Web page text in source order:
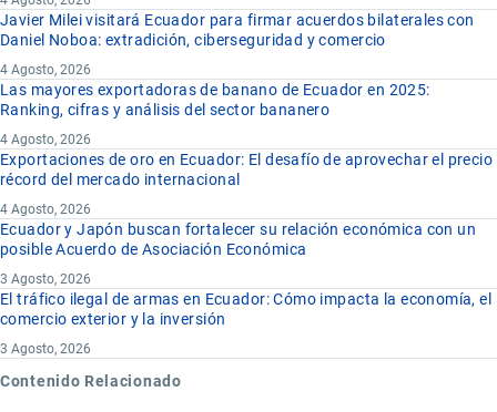
Javier Milei visitará Ecuador para firmar acuerdos bilaterales con
Daniel Noboa: extradición, ciberseguridad y comercio
4 Agosto, 2026
Las mayores exportadoras de banano de Ecuador en 2025:
Ranking, cifras y análisis del sector bananero
4 Agosto, 2026
Exportaciones de oro en Ecuador: El desafío de aprovechar el precio
récord del mercado internacional
4 Agosto, 2026
Ecuador y Japón buscan fortalecer su relación económica con un
posible Acuerdo de Asociación Económica
3 Agosto, 2026
El tráfico ilegal de armas en Ecuador: Cómo impacta la economía, el
comercio exterior y la inversión
3 Agosto, 2026
Contenido Relacionado